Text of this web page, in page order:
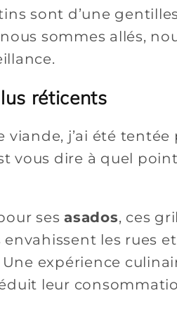
sont d’une
sommes allés,
réticents
j’ai été tentée
vous dire à quel
ses asados, ces
les rues
expérience
leur